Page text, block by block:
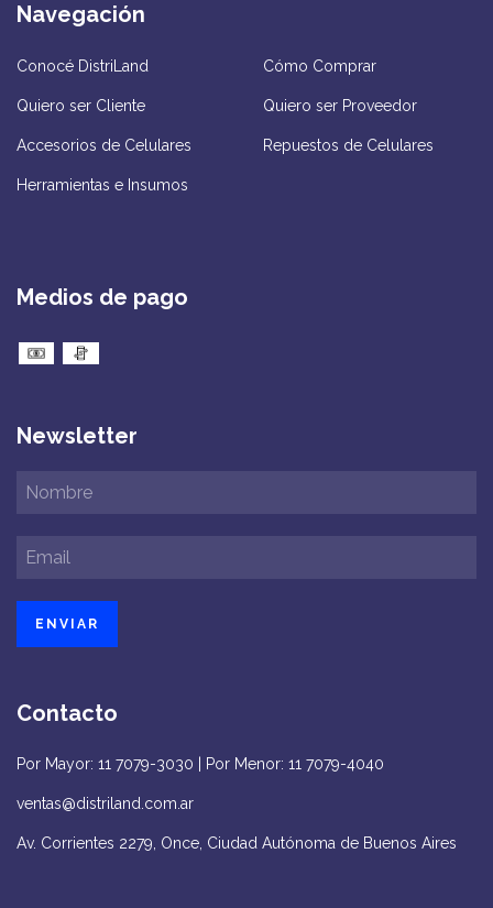
Navegación
Conocé DistriLand Cómo Comprar
Quiero ser Cliente Quiero ser Proveedor
Accesorios de Celulares Repuestos de Celulares
Herramientas e Insumos
Medios de pago
Newsletter
Contacto
Por Mayor: 11 7079-3030 | Por Menor: 11 7079-4040
ventas@distriland.com.ar
Av. Corrientes 2279, Once, Ciudad Autónoma de Buenos Aires